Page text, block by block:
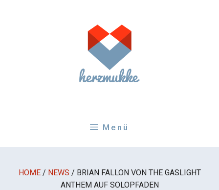
Menü
HOME / NEWS / BRIAN FALLON VON THE GASLIGHT
ANTHEM AUF SOLOPFADEN